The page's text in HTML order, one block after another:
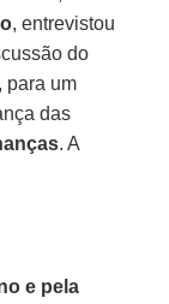
, entrevistou
do
para um
das
. A
e pela